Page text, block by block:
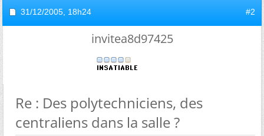
31/12/2005, 18h24 #2
invitea8d97425
Re : Des polytechniciens, des
centraliens dans la salle ?